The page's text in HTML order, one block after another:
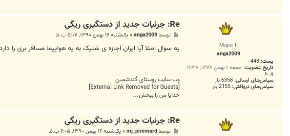
Major II
anga2009
پست: 443
تاریخ عضویت: جمعه ۱ بهمن ۱۳۸۹, ۱۱:۳۸
ق.ظ
سپاس‌های ارسالی: 6358 بار
سپاس‌های دریافتی: 2155 بار
Re: جرئیات جدید از دستگیری ریگی
ت
توسطanga2009
» یک‌شنبه ۱۶ بهمن ۱۳۹۰, ۵:۱۷ ب.ظ
یه سوال اصلا آیا ایران اجازه ی شلیک به یه هواپیما مسافر بری را
وب سایت روستای گندشمین
[External Link Removed for Guests]
خدایا من را ببخش...
Re: جرئیات جدید از دستگیری ریگی
توسطmj_piremard
» یک‌شنبه ۱۶ بهمن ۱۳۹۰, ۶:۰۵ ب.ظ